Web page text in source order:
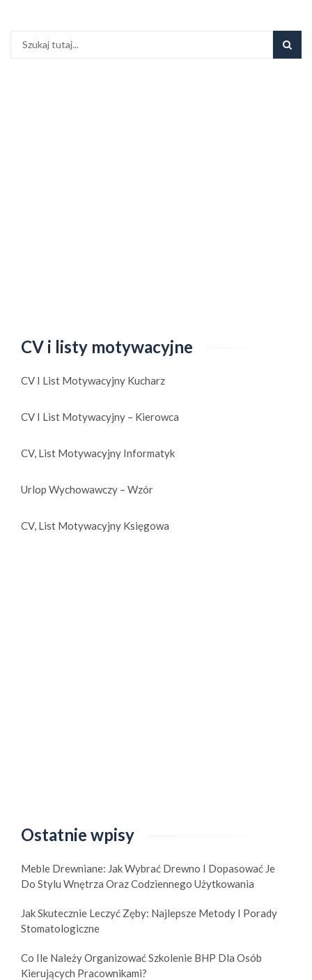
CV i listy motywacyjne
CV I List Motywacyjny Kucharz
CV I List Motywacyjny – Kierowca
CV, List Motywacyjny Informatyk
Urlop Wychowawczy – Wzór
CV, List Motywacyjny Księgowa
Ostatnie wpisy
Meble Drewniane: Jak Wybrać Drewno I Dopasować Je
Do Stylu Wnętrza Oraz Codziennego Użytkowania
Jak Skutecznie Leczyć Zęby: Najlepsze Metody I Porady
Stomatologiczne
Co Ile Należy Organizować Szkolenie BHP Dla Osób
Kierujących Pracownikami?